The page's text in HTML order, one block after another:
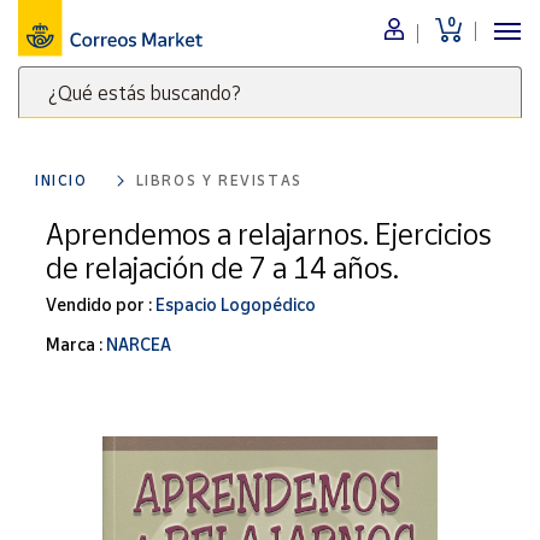
0
¿Qué estás buscando?
clave
para
buscar
productos
Correos
Menú
Nuestro
catálogo
Alimentación
Bebidas
Ocio y cultura
Juguetes y
Merchandising
INICIO LIBROS Y REVISTAS
Aprendemos a relajarnos. Ejercicios
de relajación de 7 a 14 años.
Vendido por : Espacio Logopédico
Marca : NARCEA